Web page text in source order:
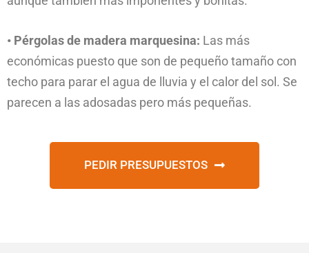
• Pérgolas de madera marquesina: Las más
económicas puesto que son de pequeño tamaño con
techo para parar el agua de lluvia y el calor del sol. Se
parecen a las adosadas pero más pequeñas.
PEDIR PRESUPUESTOS